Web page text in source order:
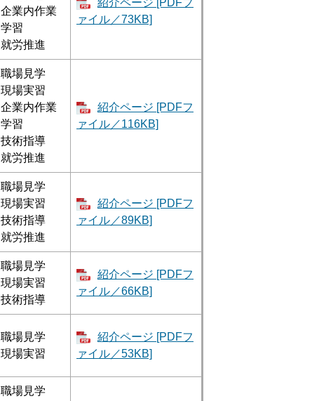
企業内作業
学習
就労推進
ァイル／73KB]
職場見学
現場実習
企業内作業
学習
技術指導
就労推進
紹介ページ [PDFフ
ァイル／116KB]
職場見学
現場実習
技術指導
就労推進
紹介ページ [PDFフ
ァイル／89KB]
職場見学
現場実習
技術指導
紹介ページ [PDFフ
ァイル／66KB]
職場見学
現場実習
紹介ページ [PDFフ
ァイル／53KB]
職場見学